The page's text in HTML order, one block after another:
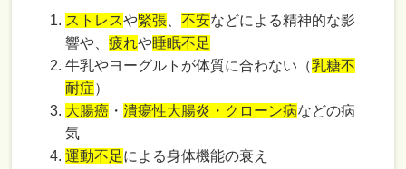
ストレスや緊張、不安などによる精神的な影
響や、疲れや睡眠不足
牛乳やヨーグルトが体質に合わない（乳糖不
耐症）
大腸癌 ・潰瘍性大腸炎・クローン病などの病
気
運動不足による身体機能の衰え